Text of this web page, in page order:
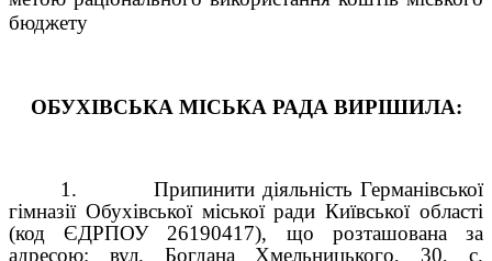
бюджету
ОБУХІВСЬКА МІСЬКА РАДА ВИРІШИЛА:
1.
Припинити діяльність Германівської
гімназії Обухівської міської ради Київської області
(код ЄДРПОУ 26190417), що розташована за
адресою: вул. Богдана Хмельницького, 30, с.